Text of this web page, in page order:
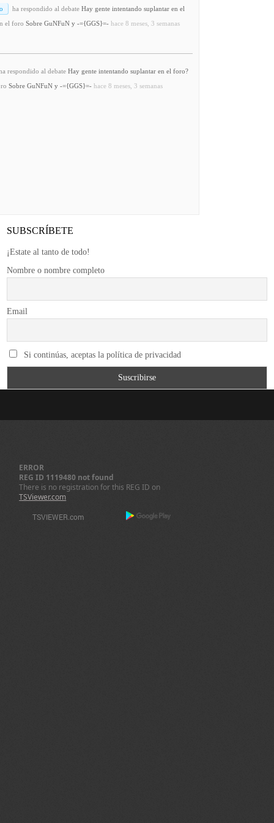
ha respondido al debate Hay gente intentando suplantar en el
el foro Sobre GuNFuN y -={GGS}=- hace 8 meses, 3 semanas
respondido al debate Hay gente intentando suplantar en el foro?
Sobre GuNFuN y -={GGS}=- hace 8 meses, 3 semanas
SUBSCRÍBETE
¡Estate al tanto de todo!
Nombre o nombre completo
Email
Si continúas, aceptas la política de privacidad
ERROR
REG ID 1119480 not found
There is no registration for this REG ID on
TSViewer.com